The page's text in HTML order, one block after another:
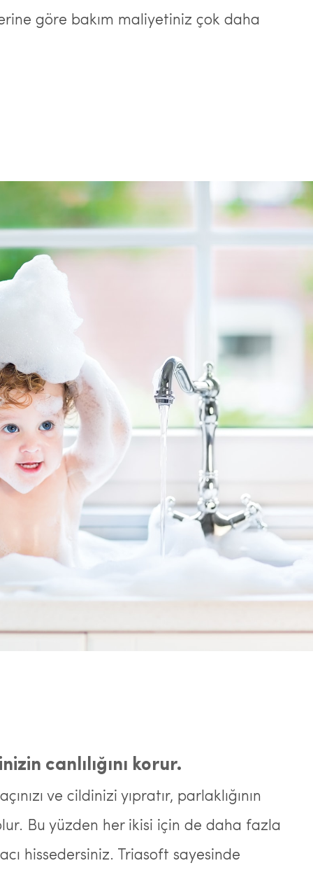
göre bakım maliyetiniz çok daha
canlılığını korur.
ve cildinizi yıpratır, parlaklığının
Bu yüzden her ikisi için de daha fazla
hissedersiniz. Triasoft sayesinde